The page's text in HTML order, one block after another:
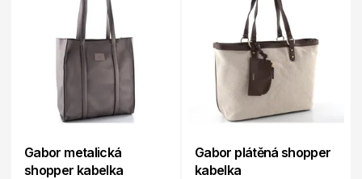
Gabor metalická
shopper kabelka
Gabor plátěná shopper
kabelka